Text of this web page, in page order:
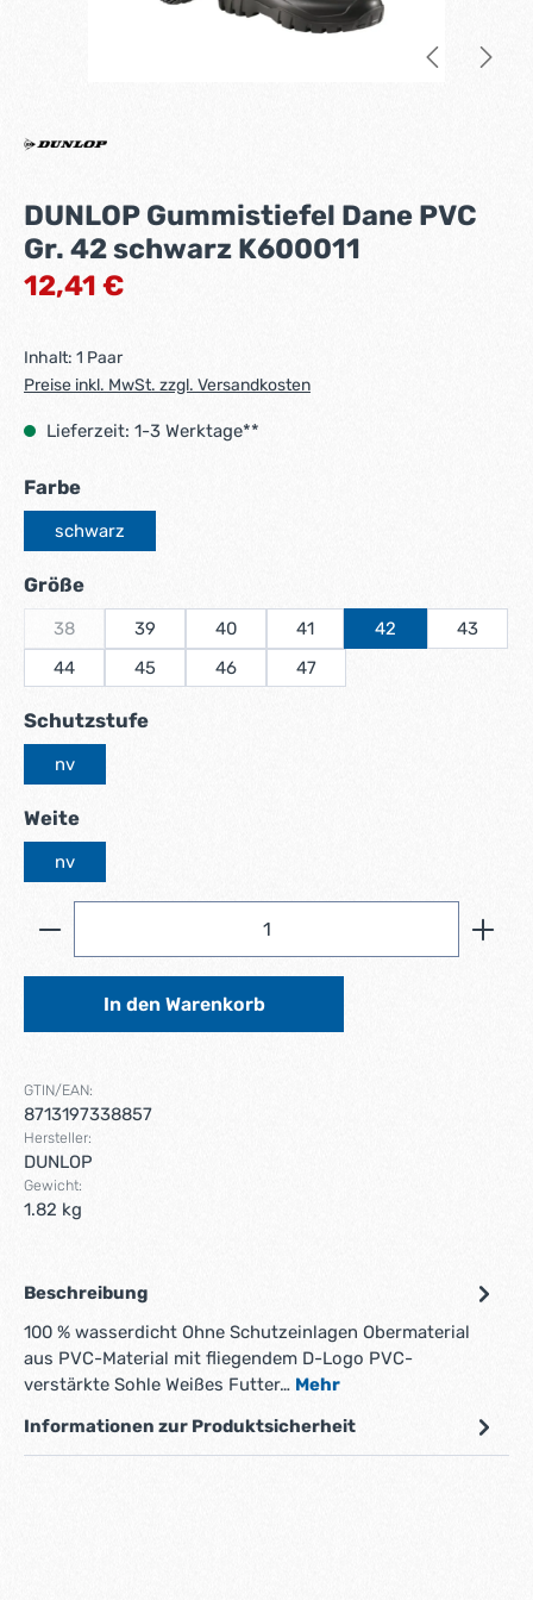
DUNLOP Gummistiefel Dane PVC
Gr. 42 schwarz K600011
Regulärer Preis:
12,41 €
Inhalt: 1 Paar
Preise inkl. MwSt. zzgl. Versandkosten
Lieferzeit: 1-3 Werktage**
Farbeauswählen
schwarz
Größeauswählen
38
(Diese Option ist zurzeit nicht verfügbar.)
39 40 41 42
43
44
45 46 47
Schutzstufeauswählen
nv
Weiteauswählen
nv
Produkt Anzahl: Gib den gewünschten Wert ein
In den Warenkorb
GTIN/EAN:
8713197338857
Hersteller:
DUNLOP
Gewicht:
1.82 kg
Beschreibung
100 % wasserdicht Ohne Schutzeinlagen Obermaterial
aus PVC-Material mit fliegendem D-Logo PVC-
verstärkte Sohle Weißes Futter… Mehr
Informationen zur Produktsicherheit